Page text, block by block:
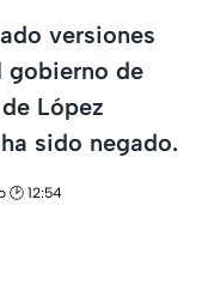
versiones
gobierno de
López
sido negado.
🕑 12:54